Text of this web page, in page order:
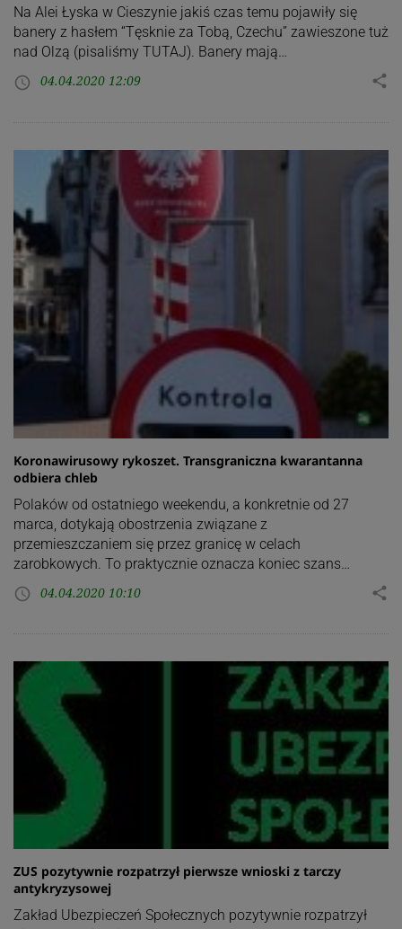
Na Alei Łyska w Cieszynie jakiś czas temu pojawiły się
banery z hasłem “Tęsknie za Tobą, Czechu” zawieszone tuż
nad Olzą (pisaliśmy TUTAJ). Banery mają…
access_time 04.04.2020 12:09 share
Koronawirusowy rykoszet. Transgraniczna kwarantanna
odbiera chleb
Polaków od ostatniego weekendu, a konkretnie od 27
marca, dotykają obostrzenia związane z
przemieszczaniem się przez granicę w celach
zarobkowych. To praktycznie oznacza koniec szans…
access_time 04.04.2020 10:10 share
ZUS pozytywnie rozpatrzył pierwsze wnioski z tarczy
antykryzysowej
Zakład Ubezpieczeń Społecznych pozytywnie rozpatrzył